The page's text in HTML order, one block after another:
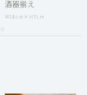
酒器揃え
W18cm×H7cm